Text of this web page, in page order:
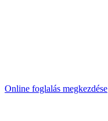
Online foglalás megkezdése